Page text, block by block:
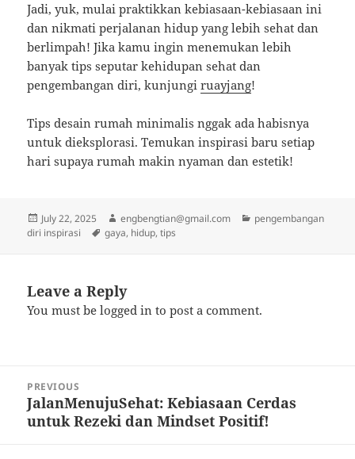
Jadi, yuk, mulai praktikkan kebiasaan-kebiasaan ini
dan nikmati perjalanan hidup yang lebih sehat dan
berlimpah! Jika kamu ingin menemukan lebih
banyak tips seputar kehidupan sehat dan
pengembangan diri, kunjungiruayjang!
Tips desain rumah minimalis nggak ada habisnya
untuk dieksplorasi. Temukan inspirasi baru setiap
hari supaya rumah makin nyaman dan estetik!
Posted
on
July 22, 2025 Author
engbengtian@gmail.com Categories
pengembangan
diri inspirasi
Tags
gaya, hidup,tips
Leave a Reply
You must belogged in to post a comment.
navigation
PREVIOUS
Previous
post:
JalanMenujuSehat: Kebiasaan Cerdas
untuk Rezeki dan Mindset Positif!